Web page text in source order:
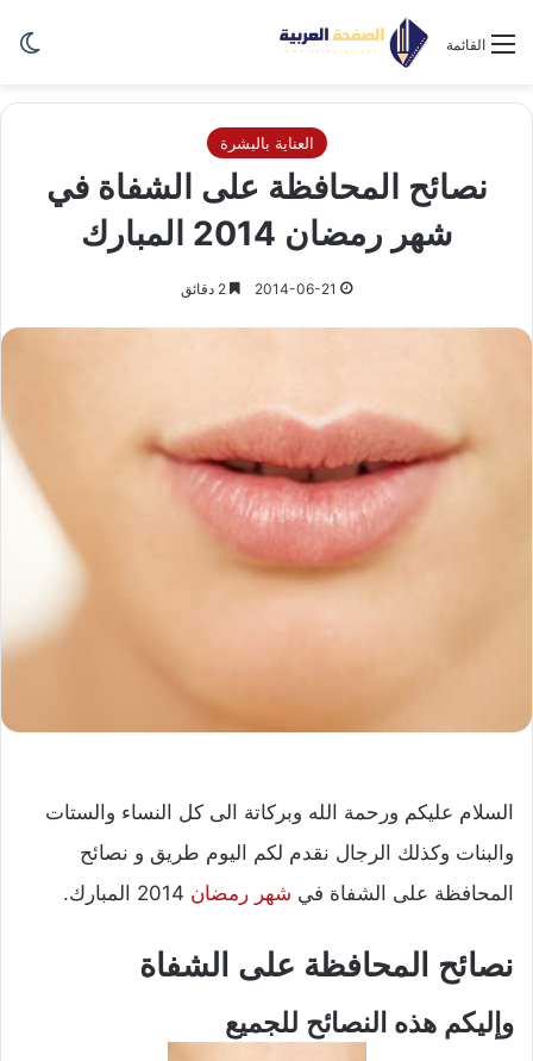
القائمة
العناية بالبشرة
نصائح المحافظة على الشفاة في
شهر رمضان 2014 المبارك
2014-06-21
السلام عليكم ورحمة الله وبركاتة الى كل النساء والستات
والبنات وكذلك الرجال نقدم لكم اليوم طريق و نصائح
المحافظة على الشفاة في شهر رمضان
نصائح المحافظة على الشفاة
وإليكم هذه النصائح للجميع